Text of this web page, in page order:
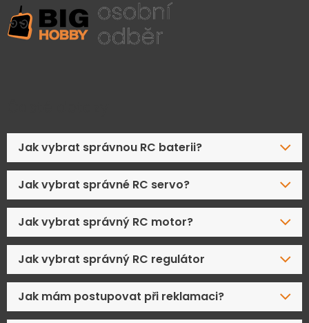
Jak vybrat správnou RC baterii?
Jak vybrat správné RC servo?
Jak vybrat správný RC motor?
Jak vybrat správný RC regulátor
Jak mám postupovat při reklamaci?